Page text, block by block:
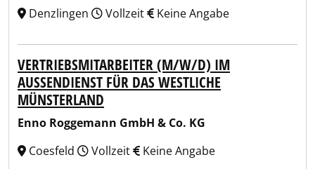
Denzlingen
Vollzeit Keine Angabe
VERTRIEBSMITARBEITER (M/W/D) IM
AUSSENDIENST FÜR DAS WESTLICHE M
ÜNSTERLAND
Enno Roggemann GmbH & Co. KG
Coesfeld
Vollzeit Keine Angabe